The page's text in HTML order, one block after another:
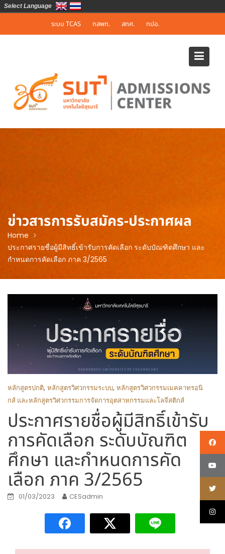
ระบบ TCAS กสพท. สทศ. ทปอ.
ข่าวสารการรับสมัคร-ประกาศผล
Home
ประกาศรายชื่อผู้มีสิทธิ์เข้ารับการคัดเลือก ระดับบัณฑิตศึกษา และ
กำหนดการคัดเลือก ภาค 3/2565
หลักสูตรปกติ, หลักสูตรวิศวกรรมระบบ, หลักสูตรวิศวกรรมเมคคาทรอนิ
กส์ และหลักสูตรวิศวกรรมการจัดการอุตสาหกรรมและโลจีสติกส์
ประกาศรายชื่อผู้มีสิทธิ์เข้ารับ
การคัดเลือก ระดับบัณฑิต
ศึกษา และกำหนดการคัด
เลือก ภาค 3/2565
01/03/2023 CESadmin
Select Language